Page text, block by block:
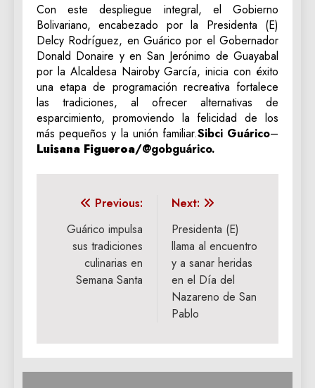
Con este despliegue integral, el Gobierno
Bolivariano, encabezado por la Presidenta (E)
Delcy Rodríguez, en Guárico por el Gobernador
Donald Donaire y en San Jerónimo de Guayabal
por la Alcaldesa Nairoby García, inicia con éxito
una etapa de programación recreativa fortalece
las tradiciones, al ofrecer alternativas de
esparcimiento, promoviendo la felicidad de los
más pequeños y la unión familiar.Sibci Guárico–
Luisana Figueroa/@gobguárico.
Navegación
de
entradas
Previous:
Guárico impulsa
sus tradiciones
culinarias en
Semana Santa
Next:
Presidenta (E)
llama al encuentro
y a sanar heridas
en el Día del
Nazareno de San
Pablo